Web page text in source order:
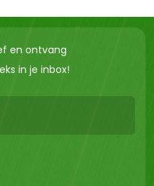
en ontvang
in je inbox!